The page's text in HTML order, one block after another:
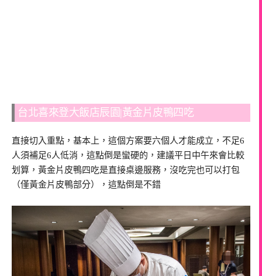
台北喜來登大飯店辰園|黃金片皮鴨四吃
直接切入重點，基本上，這個方案要六個人才能成立，不足6
人須補足6人低消，這點倒是蠻硬的，建議平日中午來會比較
划算，黃金片皮鴨四吃是直接桌邊服務，沒吃完也可以打包
（僅黃金片皮鴨部分），這點倒是不錯